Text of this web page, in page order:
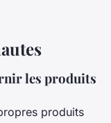
les produits
produits